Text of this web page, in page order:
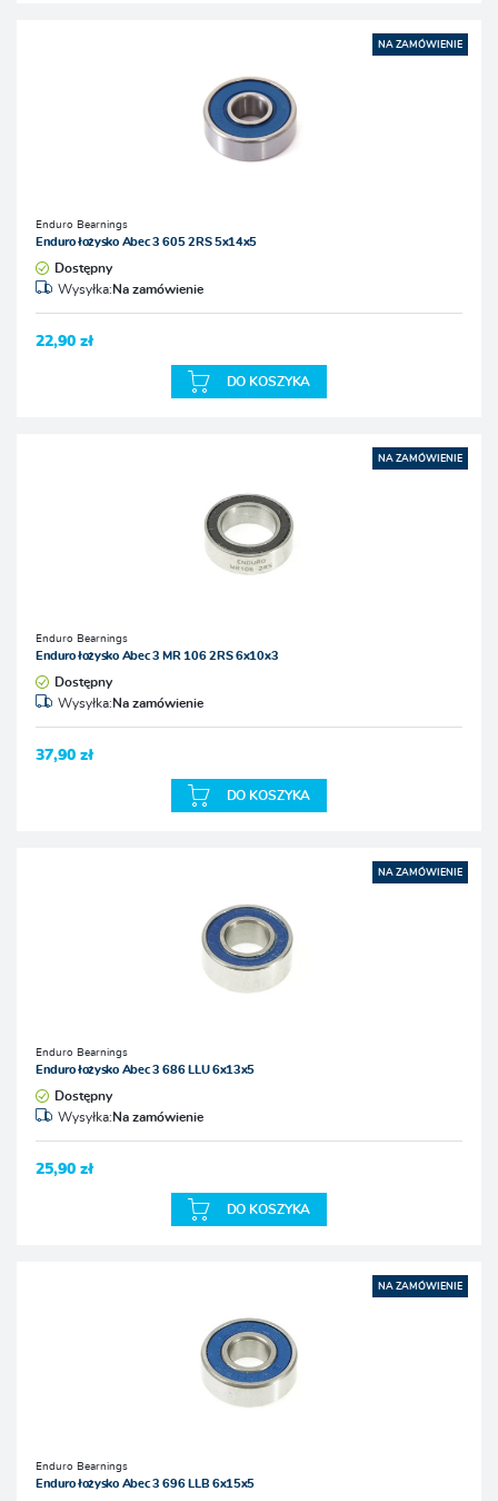
NA ZAMÓWIENIE
Enduro Bearnings
Enduro łożysko Abec 3 605 2RS 5x14x5
Dostępny
Wysyłka:Na zamówienie
22,90 zł
DO KOSZYKA
NA ZAMÓWIENIE
Enduro Bearnings
Enduro łożysko Abec 3 MR 106 2RS 6x10x3
Dostępny
Wysyłka:Na zamówienie
37,90 zł
DO KOSZYKA
NA ZAMÓWIENIE
Enduro Bearnings
Enduro łożysko Abec 3 686 LLU 6x13x5
Dostępny
Wysyłka:Na zamówienie
25,90 zł
DO KOSZYKA
NA ZAMÓWIENIE
Enduro Bearnings
Enduro łożysko Abec 3 696 LLB 6x15x5